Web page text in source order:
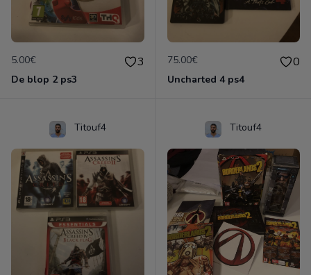
5.00€ 3
De blop 2 ps3
75.00€ 0
Uncharted 4 ps4
Titouf4 Titouf4